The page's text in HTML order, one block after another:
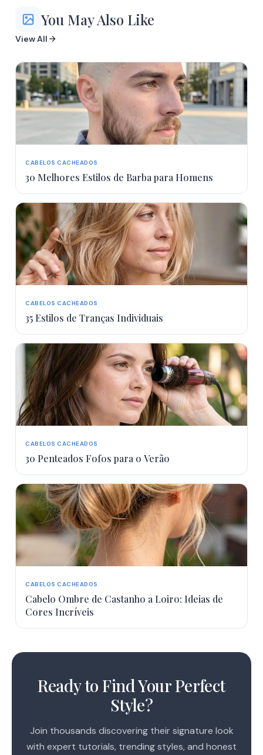
You May Also Like
View All
CABELOS CACHEADOS
30 Melhores Estilos de Barba para Homens
CABELOS CACHEADOS
35 Estilos de Tranças Individuais
CABELOS CACHEADOS
30 Penteados Fofos para o Verão
CABELOS CACHEADOS
Cabelo Ombre de Castanho a Loiro: Ideias de
Cores Incríveis
Ready to Find Your Perfect
Style?
Join thousands discovering their signature look
with expert tutorials, trending styles, and honest